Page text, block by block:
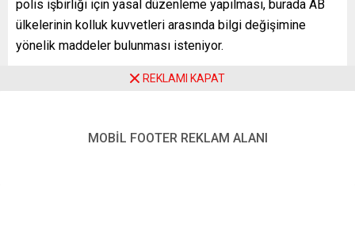
polis işbirliği için yasal düzenleme yapılması, burada AB
ülkelerinin kolluk kuvvetleri arasında bilgi değişimine
yönelik maddeler bulunması isteniyor.
Ayrıca operasyonel polis işbirliğinde özel olarak sıcak
Örneğin polisten kaçan bir aracın takip edilmesinde bir AB
REKLAMI KAPAT
MOBİL FOOTER REKLAM ALANI